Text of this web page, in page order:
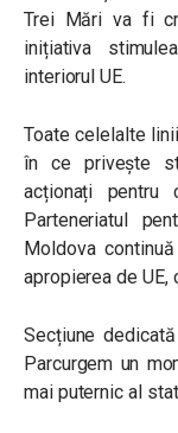
Trei Mări va fi
inițiativa
interiorul UE.
Toate celelalte
în ce privește
acționați pentru
Parteneriatul
Moldova
apropierea de UE,
Secțiune
Parcurgem un
mai puternic al